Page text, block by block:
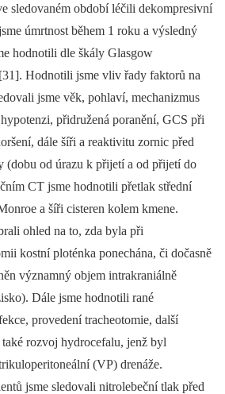
sledovaném období léčili dekompresivní
úmrtnost během 1 roku a výsledný
hodnotili dle škály Glasgow
Hodnotili jsme vliv řady faktorů na
jsme věk, pohlaví, mechanizmus
přidružená poranění, GCS při
dále šíři a reaktivitu zornic před
(dobu od úrazu k přijetí a od přijetí do
CT jsme hodnotili přetlak střední
a šíři cisteren kolem kmene.
ohled na to, zda byla při
kostní ploténka ponechána, či dočasně
významný objem intrakraniálně
Dále jsme hodnotili rané
provedení tracheotomie, další
rozvoj hydrocefalu, jenž byl
(VP) drenáže.
jsme sledovali nitrolebeční tlak před